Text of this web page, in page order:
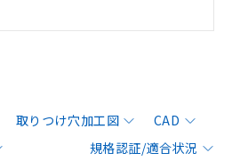
取りつけ穴加工図
CAD
規格認証/適合状況